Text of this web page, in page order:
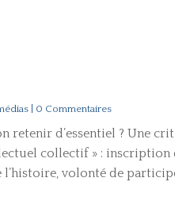
| 0 Commentaires
retenir d’essentiel ? Une
collectif » : inscription
volonté de